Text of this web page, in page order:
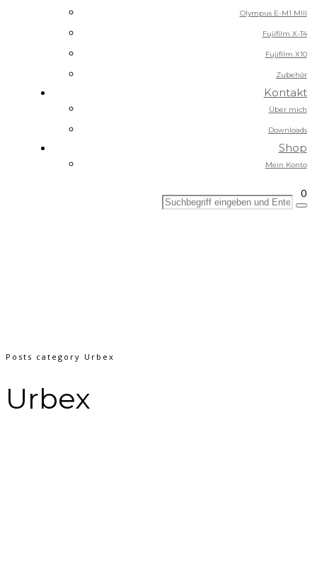
Olympus E-M1 MIII
Fujifilm X-T4
Fujifilm X10
Zubehör
Kontakt
Über mich
Downloads
Shop
Mein Konto
0
Posts category Urbex
Urbex